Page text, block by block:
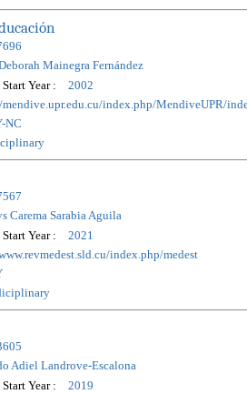
Mainegra Fernández
Start Year :
2002
index.php/MendiveUPR/
NC
Carema Sarabia Aguila
Start Year :
2021
index.php/medest
Adiel Landrove-Escalona
Start Year :
2019